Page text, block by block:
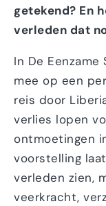
getekend? En
verleden dat
In De
mee op een
reis door
verlies lopen
ontmoetingen
voorstelling
verleden zien,
veerkracht,